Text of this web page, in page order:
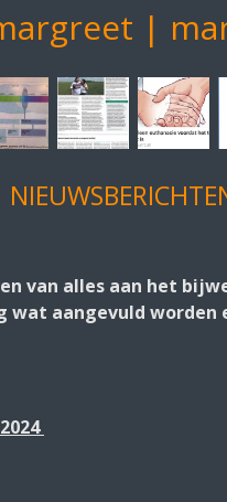
|
van alles aan het
wat aangevuld worden